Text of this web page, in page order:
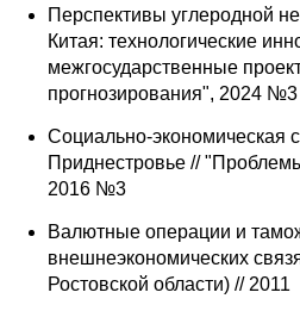
Публикации
Научная жизнь
Проблемы
О журнале
Перспективы углеродной
Китая: технологические
межгосударственные
прогнозирования", 2024 №3
Социально-экономическая
Приднестровье //
2016 №3
Валютные операции и
внешнеэкономических
Ростовской области) // 2011